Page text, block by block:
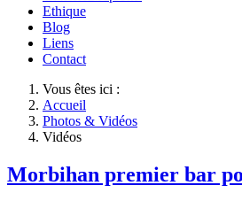
Ethique
Blog
Liens
Contact
Vous êtes ici :
Accueil
Photos & Vidéos
Vidéos
Morbihan premier bar